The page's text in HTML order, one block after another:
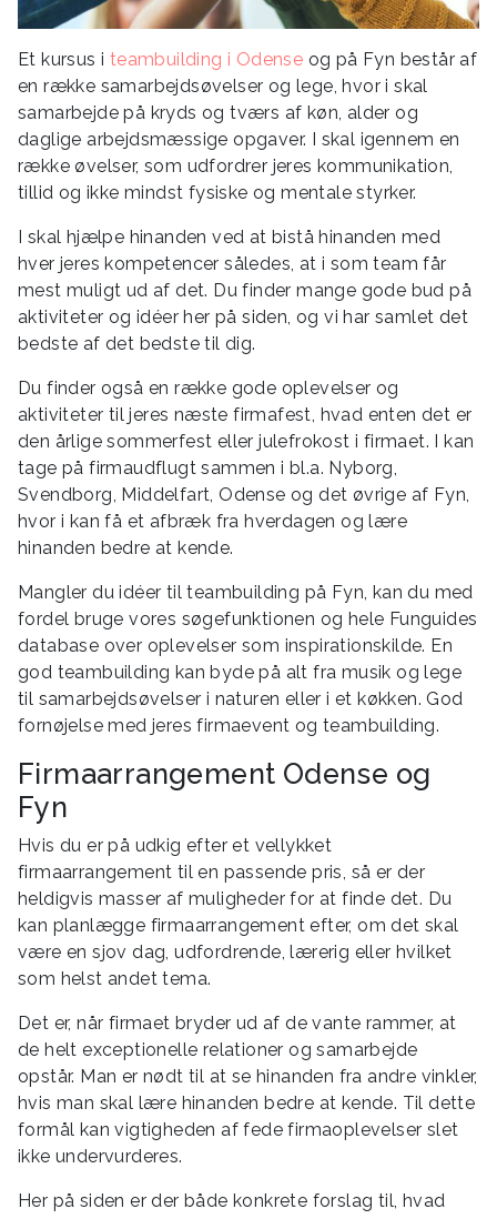
Et kursus i teambuilding i Odense og på Fyn består af
en række samarbejdsøvelser og lege, hvor i skal
samarbejde på kryds og tværs af køn, alder og
daglige arbejdsmæssige opgaver. I skal igennem en
række øvelser, som udfordrer jeres kommunikation,
tillid og ikke mindst fysiske og mentale styrker.
I skal hjælpe hinanden ved at bistå hinanden med
hver jeres kompetencer således, at i som team får
mest muligt ud af det. Du finder mange gode bud på
aktiviteter og idéer her på siden, og vi har samlet det
bedste af det bedste til dig.
Du finder også en række gode oplevelser og
aktiviteter til jeres næste firmafest, hvad enten det er
den årlige sommerfest eller julefrokost i firmaet. I kan
tage på firmaudflugt sammen i bl.a. Nyborg,
Svendborg, Middelfart, Odense og det øvrige af Fyn,
hvor i kan få et afbræk fra hverdagen og lære
hinanden bedre at kende.
Mangler du idéer til teambuilding på Fyn, kan du med
fordel bruge vores søgefunktionen og hele Funguides
database over oplevelser som inspirationskilde. En
god teambuilding kan byde på alt fra musik og lege
til samarbejdsøvelser i naturen eller i et køkken. God
fornøjelse med jeres firmaevent og teambuilding.
Firmaarrangement Odense og
Fyn
Hvis du er på udkig efter et vellykket
firmaarrangement til en passende pris, så er der
heldigvis masser af muligheder for at finde det. Du
kan planlægge firmaarrangement efter, om det skal
være en sjov dag, udfordrende, lærerig eller hvilket
som helst andet tema.
Det er, når firmaet bryder ud af de vante rammer, at
de helt exceptionelle relationer og samarbejde
opstår. Man er nødt til at se hinanden fra andre vinkler,
hvis man skal lære hinanden bedre at kende. Til dette
formål kan vigtigheden af fede firmaoplevelser slet
ikke undervurderes.
Her på siden er der både konkrete forslag til, hvad